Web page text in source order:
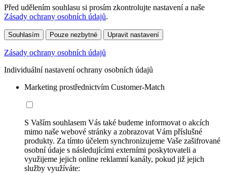
Před udělením souhlasu si prosím zkontrolujte nastavení a naše
Zásady ochrany osobních údajů.
Souhlasím Pouze nezbytné Upravit nastavení
Zásady ochrany osobních údajů
Individuální nastavení ochrany osobních údajů
Marketing prostřednictvím Customer-Match
S Vaším souhlasem Vás také budeme informovat o akcích
mimo naše webové stránky a zobrazovat Vám příslušné
produkty. Za tímto účelem synchronizujeme Vaše zašifrované
osobní údaje s následujícími externími poskytovateli a
využijeme jejich online reklamní kanály, pokud již jejich
služby využíváte: